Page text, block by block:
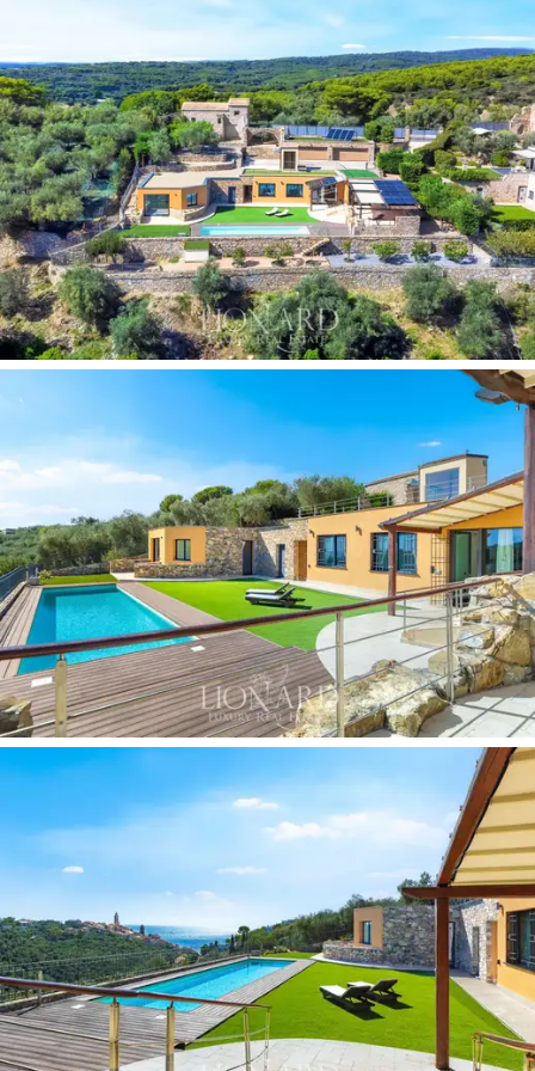
воздушной. Большиеокна, являющиеся
отличительным элементом, позволяют свету
проникать в каждый уголок, создавая ощущение
непрерывности между внутренним и внешним
пространством.Дизайнерская кухняпрекрасно
интегрируется с остальной частью гостиной,
сохраняя при этом визуальное разделение
благодаря короткой изогнутойлестнице, которая
подчеркивает ее элегантность и изысканность.
Отсюда есть выход на крытую террасу сбарбекю,
так что вы можете обедать в помещении или на
свежем воздухе, любуясь видом. Спальная зона
состоит изчетырех спален, оформленных так,
чтобы обеспечить свободу действий, легкость и
изысканность. Чистые линии и превосходные
материалы создают интимную и уютную картину.Три
ванные комнатыоснащены большими
тропическими душамиирегулируемыми
системамиосвещения, что позволяет создать
приватную обстановку в любое время суток. Вилла
окруженаземельным участком площадью 8000
квадратных метров. Прямо перед виллой
раскинулся ухоженный сад с великолепным
бассейном-инфинити, простирающимся до самого
моря на горизонте. Это поистине райский уголок, где
можно охладиться в воде или понежиться на солнце,
наслаждаясь окружающим миром и спокойствием.
Еще большее очарование внешнему виду придает
наличие небольшойоливковой рощи, нескольких
фруктовых деревьевиароматического сада,
напоминающего о древних местных